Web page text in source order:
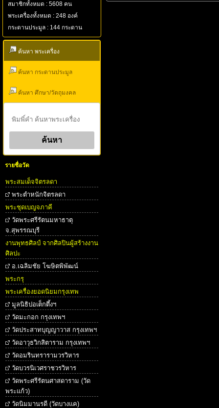
สมาชิกทั้งหมด : 5608 คน
พระเครื่องทั้งหมด : 248 องค์
กระดานประมูล : 144 กระดาน
ค้นหา พระเครื่อง
ค้นหา กระดานประมูล
ค้นหา ศึกษา/วัตถุมงคล
รายชื่อวัด
พระสมเด็จจิตรลดา
พระตําหนักจิตรลดา
พระชุดเบญจภาคี
วัดพระศรีรัตนมหาธาตุ
จ.สุพรรณบุรี
งานพุทธศิลป์ จากศิลปินผู้สร้างงาน
ศิลปะ
อ.เฉลิมชัย โฆษิตพิพัฒน์
พระกรุ
พระเครื่องยอดนิยมกรุงเทพ
มูลนิธิปอเต็กตึ้งฯ
วัดมะกอก กรุงเทพฯ
วัดประสาทบุญญาวาส กรุงเทพฯ
วัดอาวุธวิกสิตาราม กรุงเทพฯ
วัดอมรินทรารามวรวิหาร
วัดบวรนิเวศราชวรวิหาร
วัดพระศรีรัตนศาสดาราม (วัด
พระแก้ว)
วัดนิมมานรดี (วัดบางแค)